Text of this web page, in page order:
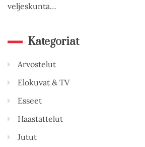
veljeskunta…
Kategoriat
Arvostelut
Elokuvat & TV
Esseet
Haastattelut
Jutut